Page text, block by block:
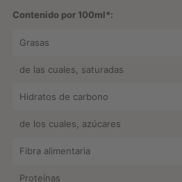
Contenido por 100ml*:
Grasas
de las cuales, saturadas
Hidratos de carbono
de los cuales, azúcares
Fibra alimentaria
Proteínas